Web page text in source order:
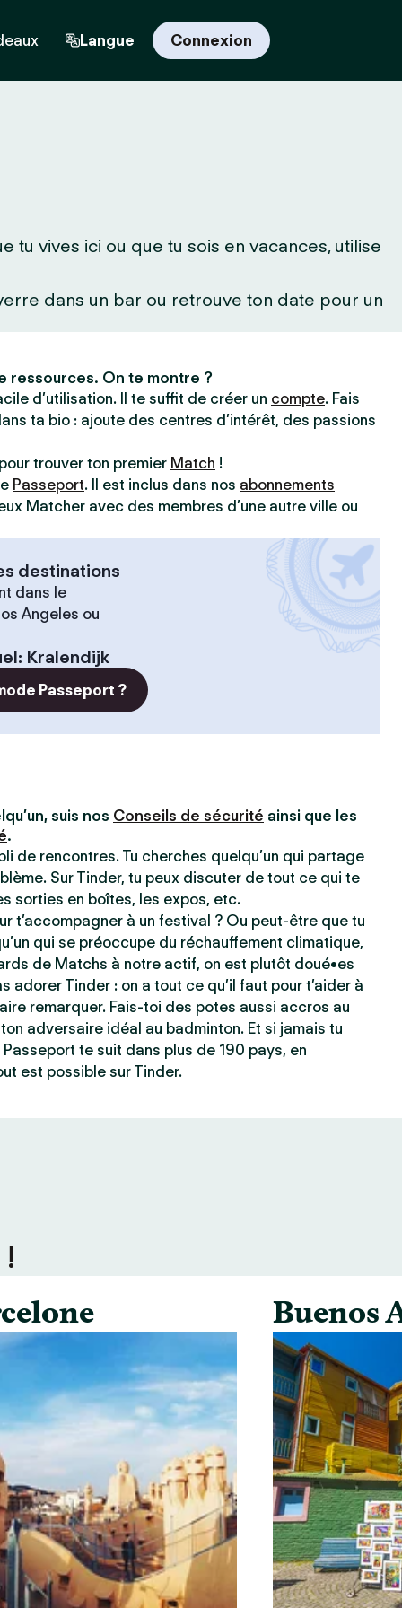
Langue Connexion
vives ici ou que tu sois en vacances, utilise
dans un bar ou retrouve ton date pour un
ressources. On te montre ?
d’utilisation. Il te suffit de créer un compte. Fais
ta bio : ajoute des centres d’intérêt, des passions
trouver ton premier Match !
Passeport. Il est inclus dans nos abonnements
Matcher avec des membres d’une autre ville ou
destinations
dans le
Angeles ou
: Kralendijk
Passeport ?
suis nos Conseils de sécurité ainsi que les
.
de rencontres. Tu cherches quelqu’un qui partage
Sur Tinder, tu peux discuter de tout ce qui te
sorties en boîtes, les expos, etc.
t’accompagner à un festival ? Ou peut-être que tu
qui se préoccupe du réchauffement climatique,
de Matchs à notre actif, on est plutôt doué•es
adorer Tinder : on a tout ce qu’il faut pour t’aider à
remarquer. Fais-toi des potes aussi accros au
adversaire idéal au badminton. Et si jamais tu
te suit dans plus de 190 pays, en
est possible sur Tinder.
Buenos